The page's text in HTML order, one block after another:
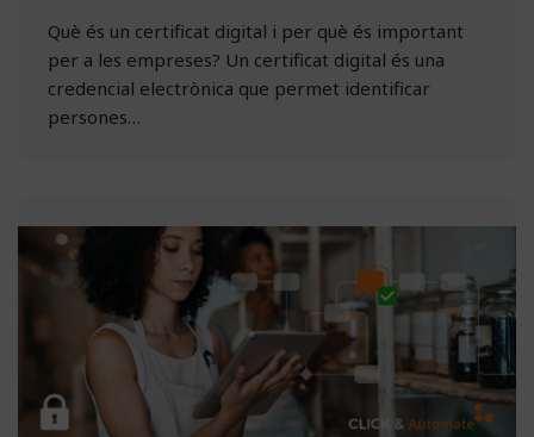
Què és un certificat digital i per què és important
per a les empreses? Un certificat digital és una
credencial electrònica que permet identificar
persones…